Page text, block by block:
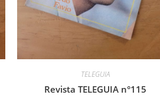
TELEGUIA
Revista TELEGUIA n°115